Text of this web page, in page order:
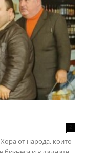
от народа, които